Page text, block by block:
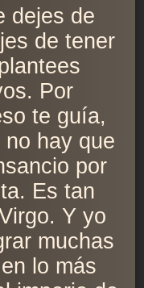
dejes de
de tener
Por
te guía,
hay que
por
Es tan
Y yo
muchas
lo más